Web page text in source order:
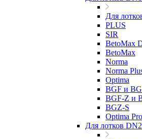
Для
PLUS
SIR
BetoMax
BetoMax
Norma
Norma
Optima
BGF и
BGF-Z и
BGZ-S
Optima
Для лотков